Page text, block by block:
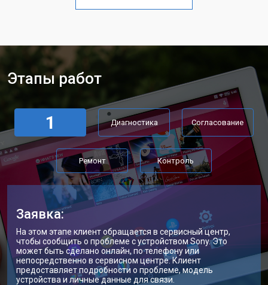
Замена кнопок планшета Sony от 1750 ₽
Этапы работ
1 Диагностика Согласование
Ремонт Контроль
Заявка:
На этом этапе клиент обращается в сервисный центр,
чтобы сообщить о проблеме с устройством Sony. Это
может быть сделано онлайн, по телефону или
непосредственно в сервисном центре. Клиент
предоставляет подробности о проблеме, модель
устройства и личные данные для связи.